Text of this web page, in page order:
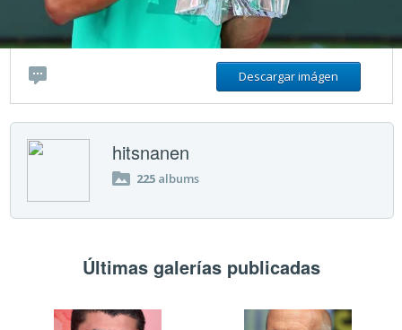
Descargar imágen
hitsnanen
225 albums
Últimas galerías publicadas